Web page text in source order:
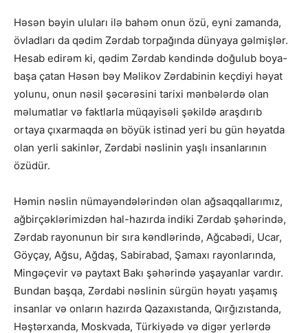
Həsən bəyin uluları ilə bahəm onun özü, eyni zamanda,
övladları da qədim Zərdab torpağında dünyaya gəlmişlər.
Hesab edirəm ki, qədim Zərdab kəndində doğulub boya-
başa çatan Həsən bəy Məlikov Zərdabinin keçdiyi həyat
yolunu, onun nəsil şəcərəsini tarixi mənbələrdə olan
məlumatlar və faktlarla müqayisəli şəkildə araşdırıb
ortaya çıxarmaqda ən böyük istinad yeri bu gün həyatda
olan yerli sakinlər, Zərdabi nəslinin yaşlı insanlarının
özüdür.
Həmin nəslin nümayəndələrindən olan ağsaqqallarımız,
ağbirçəklərimizdən hal-hazırda indiki Zərdab şəhərində,
Zərdab rayonunun bir sıra kəndlərində, Ağcabədi, Ucar,
Göyçay, Ağsu, Ağdaş, Sabirabad, Şamaxı rayonlarında,
Mingəçevir və paytaxt Bakı şəhərində yaşayanlar vardır.
Bundan başqa, Zərdabi nəslinin sürgün həyatı yaşamış
insanlar və onların hazırda Qazaxıstanda, Qırğızıstanda,
Həştərxanda, Moskvada, Türkiyədə və digər yerlərdə